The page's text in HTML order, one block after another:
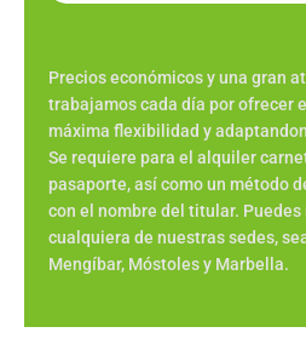
Precios económicos y una gran
trabajamos cada día por ofrecer
máxima flexibilidad y
Se requiere para el alquiler
pasaporte, así como un método
con el nombre del titular.
cualquiera de nuestras sedes,
Mengíbar, Móstoles y Marbella.